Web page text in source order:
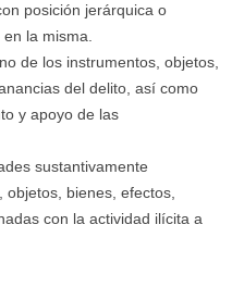
posición jerárquica o
la misma.
de los instrumentos, objetos,
del delito, así como
y apoyo de las
sustantivamente
bienes, efectos,
con la actividad ilícita a